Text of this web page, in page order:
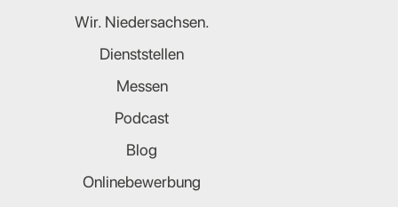
Wir. Niedersachsen.
Dienststellen
Messen
Podcast
Blog
Onlinebewerbung